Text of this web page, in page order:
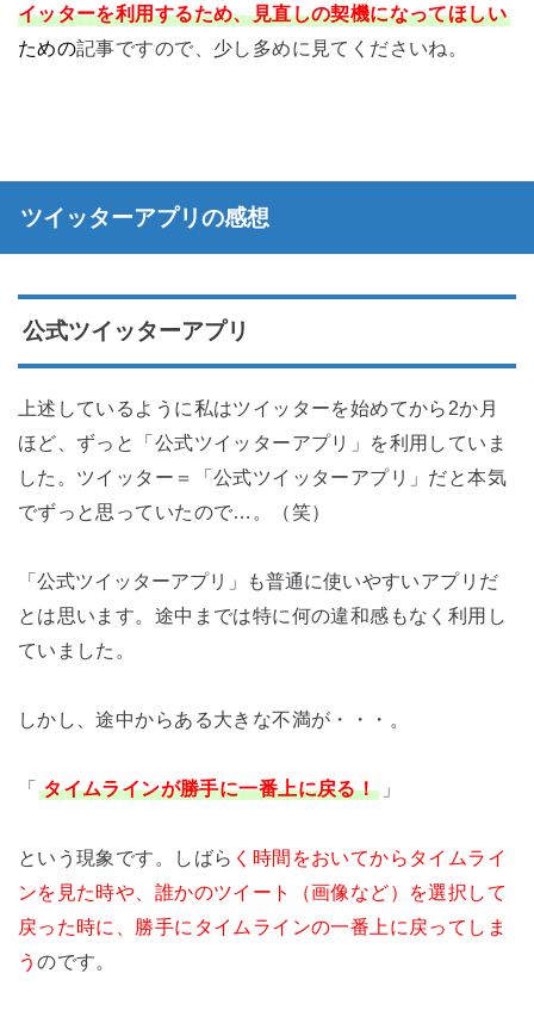
イッターを利用するため、見直しの契機になってほしい
ための記事ですので、少し多めに見てくださいね。
ツイッターアプリの感想
公式ツイッターアプリ
上述しているように私はツイッターを始めてから2か月
ほど、ずっと「公式ツイッターアプリ」を利用していま
した。ツイッター＝「公式ツイッターアプリ」だと本気
でずっと思っていたので…。（笑）
「公式ツイッターアプリ」も普通に使いやすいアプリだ
とは思います。途中までは特に何の違和感もなく利用し
ていました。
しかし、途中からある大きな不満が・・・。
「 タイムラインが勝手に一番上に戻る！ 」
という現象です。しばら く時間をおいてからタイムライ
ンを見た時や、誰かのツイート（画像など）を選択して
戻った時に、勝手にタイムラインの一番上に戻ってしま
うのです。